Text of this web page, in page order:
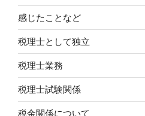
感じたことなど
税理士として独立
税理士業務
税理士試験関係
税金関係について